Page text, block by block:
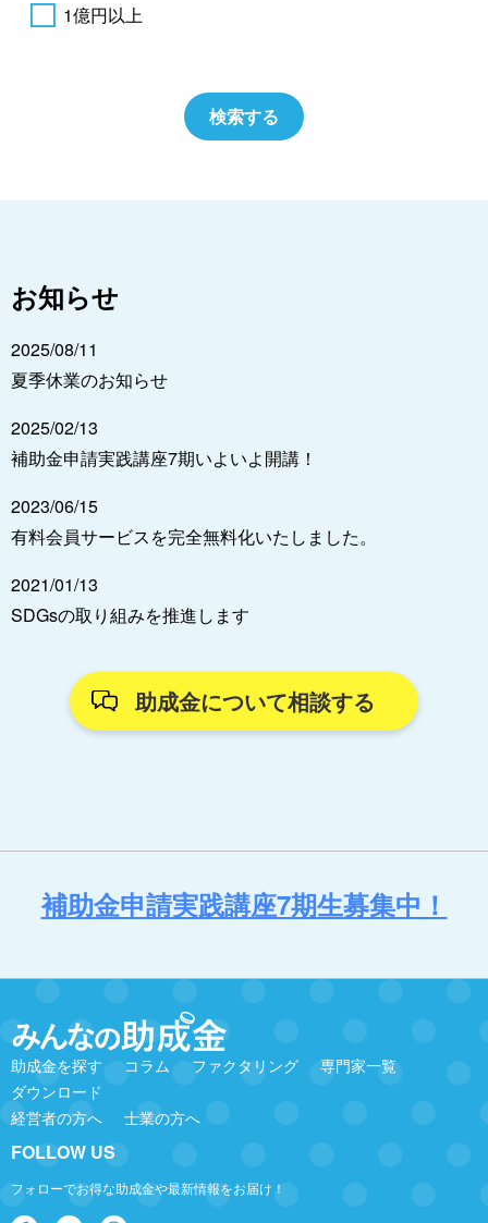
1億円以上
お知らせ
2025/08/11
夏季休業のお知らせ
2025/02/13
補助金申請実践講座7期いよいよ開講！
2023/06/15
有料会員サービスを完全無料化いたしました。
2021/01/13
SDGsの取り組みを推進します
助成金について相談する
補助金申請実践講座7期生募集中！
助成金を探す コラム ファクタリング
専門家一覧
ダウンロード
経営者の方へ
士業の方へ
FOLLOW US
フォローでお得な助成金や最新情報をお届け！